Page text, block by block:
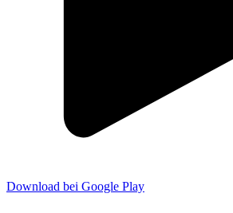
Download bei Google Play